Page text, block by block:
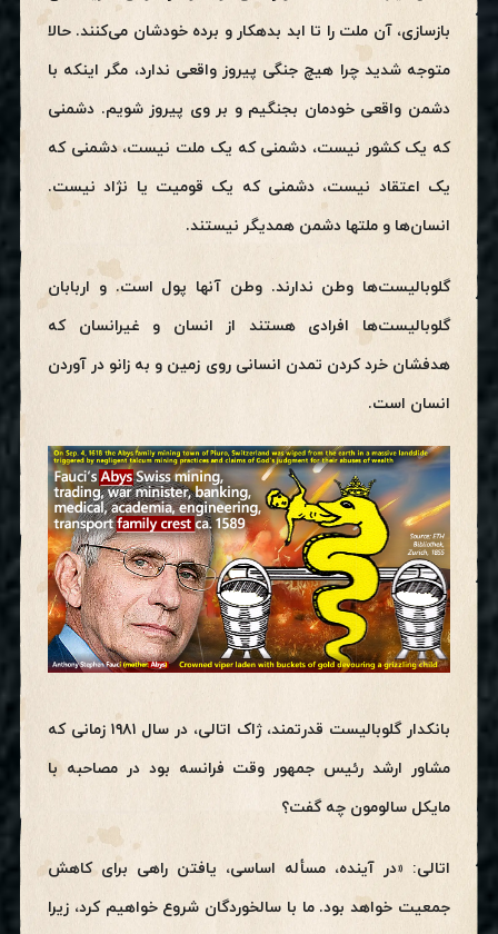
بازسازی، آن ملت را تا ابد بدهکار و برده خودشان می‌کنند. حالا
متوجه شدید چرا هیچ جنگی پیروز واقعی ندارد، مگر اینکه با
دشمن واقعی خودمان بجنگیم و بر وی پیروز شویم. دشمنی
که یک کشور نیست، دشمنی که یک ملت نیست، دشمنی که
یک اعتقاد نیست، دشمنی که یک قومیت یا نژاد نیست.
انسان‌ها و ملتها دشمن همدیگر نیستند.
گلوبالیست‌ها وطن ندارند. وطن آنها پول است. و اربابان
گلوبالیست‌ها افرادی هستند از انسان و غیرانسان که
هدفشان خرد کردن تمدن انسانی روی زمین و به زانو در آوردن
انسان است.
بانکدار گلوبالیست قدرتمند، ژاک اتالی، در سال ۱۹۸۱ زمانی که
مشاور ارشد رئیس جمهور وقت فرانسه بود در مصاحبه با
مایکل سالومون چه گفت؟
اتالی: «در آینده، مسأله اساسی، یافتن راهی برای کاهش
جمعیت خواهد بود. ما با سالخوردگان شروع خواهیم کرد، زیرا